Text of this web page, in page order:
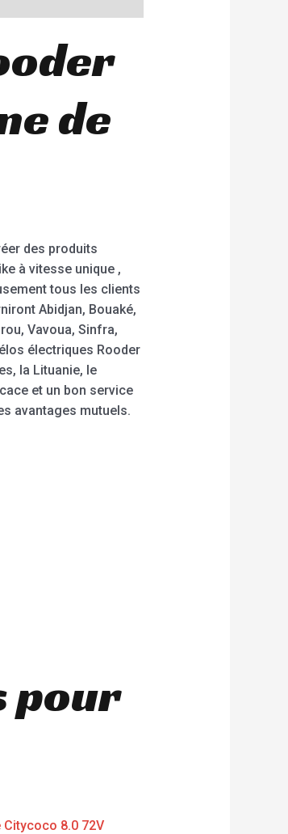
de
des produits
à vitesse unique ,
tous les clients
Abidjan, Bouaké,
Vavoua, Sinfra,
électriques Rooder
la Lituanie, le
et un bon service
avantages mutuels.
pour